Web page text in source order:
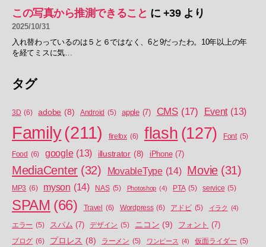
この写真から推測できること に +39より
2025/10/31
入れ替わっているのは５と６ではなく、6と9だったわ。10年以上の年
を経てミスに気…
タグ
3D (6) adobe (8) Android (5) apple (7) CMS (17) Event (13)
Family(211) firefox (6) flash (127) Font (5)
Food (6) google (13) illustrator (8) iPhone (7)
MediaCenter (32) MovableType (14) Movie (31)
MP3 (6) myson (14) NAS (5) Photoshop (4) PTA (5) service (5)
SPAM (66) Travel (6) Wordpress (6) アドビ (5) イラク (4)
エラー (5) スパム (7) デザイン (5) ニコン (9) フォント (7)
ブログ (6) プロレス (8) ラーメン (5) ワンピース (4) 仮面ライダー (5)